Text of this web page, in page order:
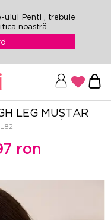
ului Penti , trebuie
noastră.
LEG MUȘTAR
ron